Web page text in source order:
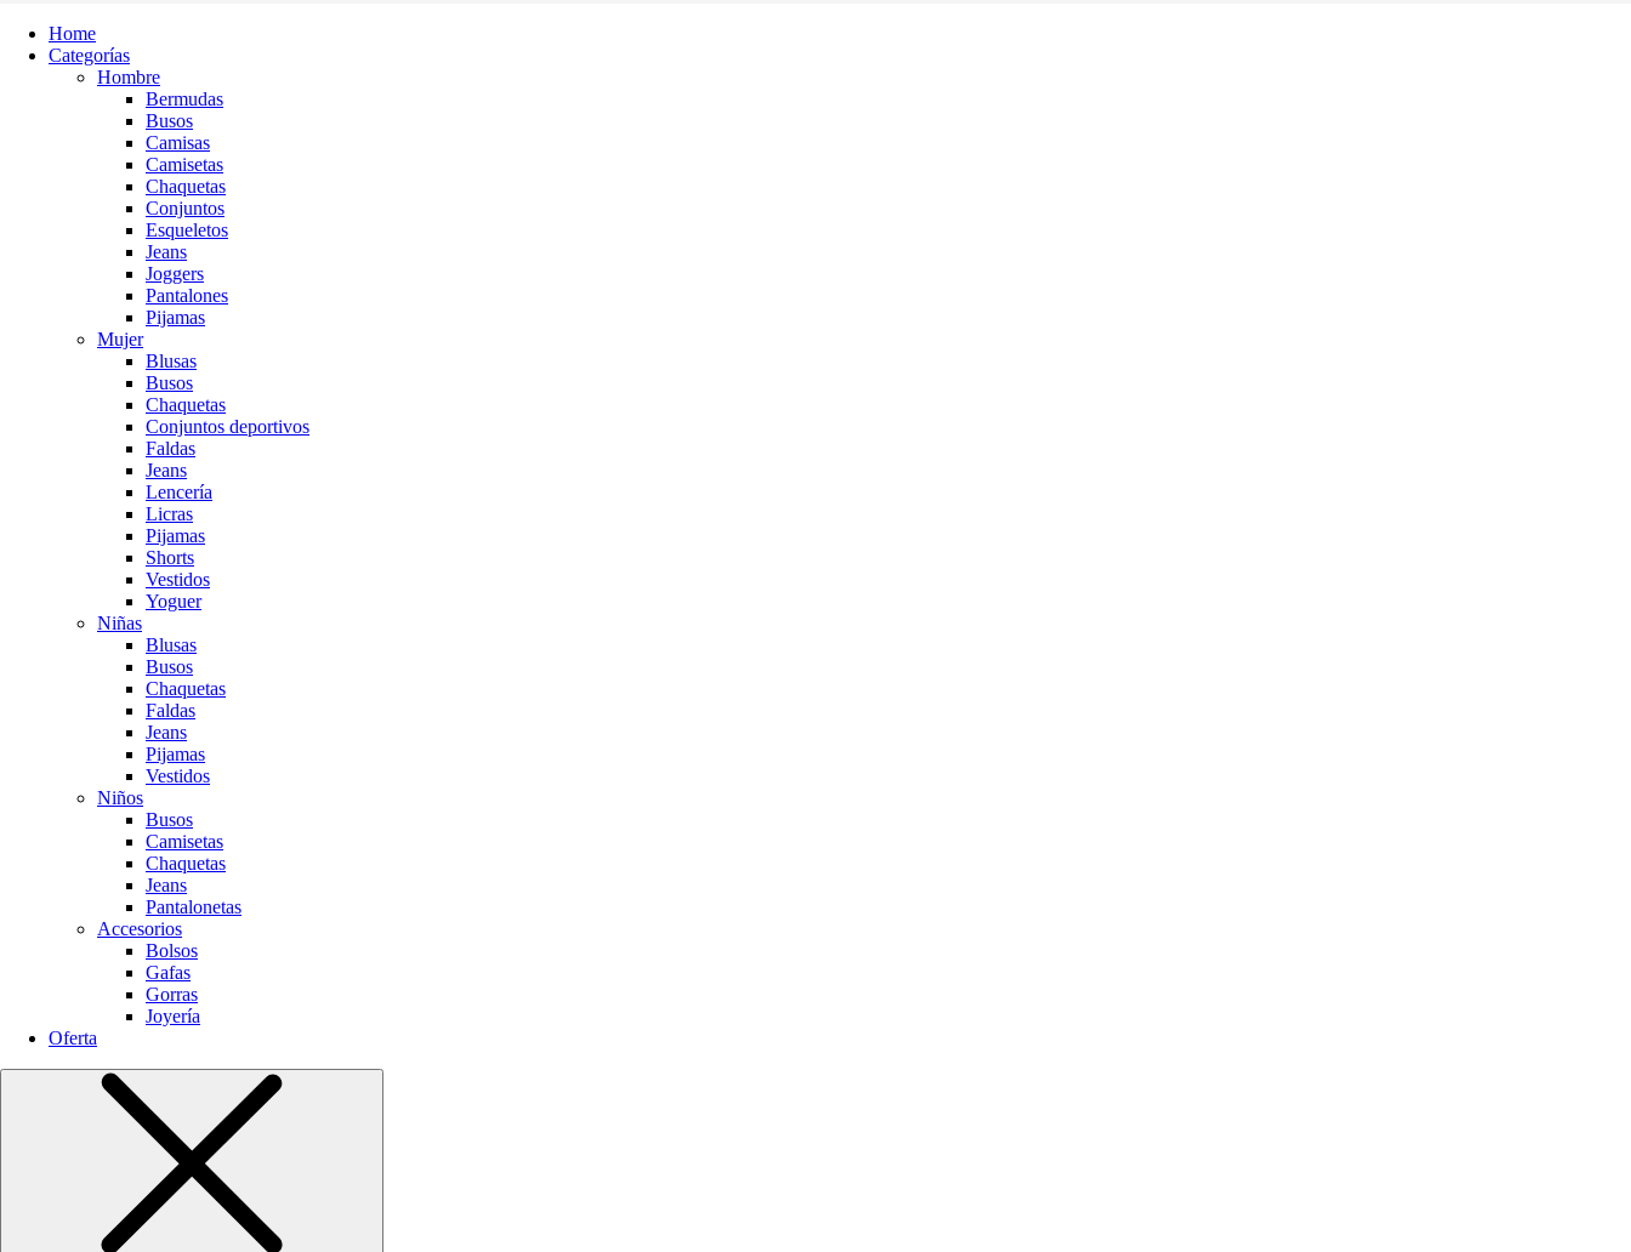
Home
Categorías
Hombre
Bermudas
Busos
Camisas
Camisetas
Chaquetas
Conjuntos
Esqueletos
Jeans
Joggers
Pantalones
Pijamas
Mujer
Blusas
Busos
Chaquetas
Conjuntos deportivos
Faldas
Jeans
Lencería
Licras
Pijamas
Shorts
Vestidos
Yoguer
Niñas
Blusas
Busos
Chaquetas
Faldas
Jeans
Pijamas
Vestidos
Niños
Busos
Camisetas
Chaquetas
Jeans
Pantalonetas
Accesorios
Bolsos
Gafas
Gorras
Joyería
Oferta